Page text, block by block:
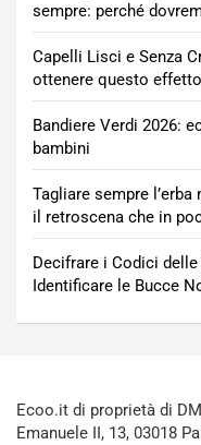
sempre: perché
Capelli Lisci e Senza
ottenere questo effetto
Bandiere Verdi 2026:
bambini
Tagliare sempre
il retroscena che in
Decifrare i Codici
Identificare le Bucce
Ecoo.it di proprietà di
Emanuele II, 13, 03018